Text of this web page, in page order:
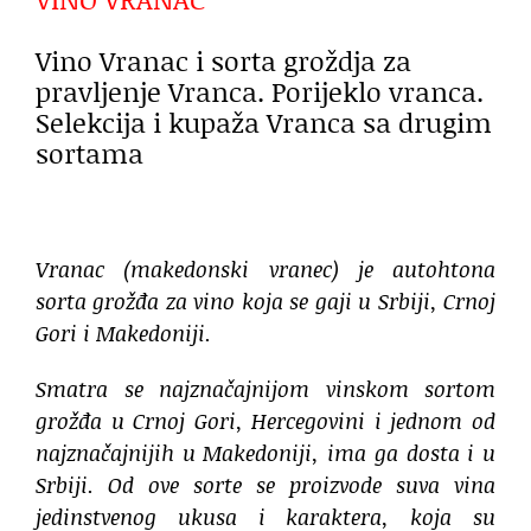
Vino Vranac i sorta groždja za
pravljenje Vranca. Porijeklo vranca.
Selekcija i kupaža Vranca sa drugim
sortama
Vranac (makedonski vranec) je autohtona
sorta grožđa za vino koja se gaji u Srbiji, Crnoj
Gori i Makedoniji.
Smatra se najznačajnijom vinskom sortom
grožđa u Crnoj Gori, Hercegovini i jednom od
najznačajnijih u Makedoniji, ima ga dosta i u
Srbiji. Od ove sorte se proizvode suva vina
jedinstvenog ukusa i karaktera, koja su